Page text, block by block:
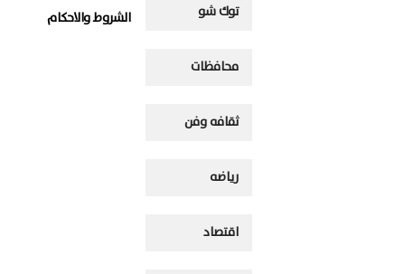
توك شو
محافظات
ثقافه وفن
رياضه
اقتصاد
الشروط والاحكام